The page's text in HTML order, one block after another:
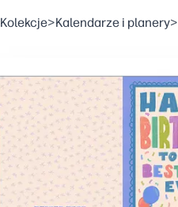
Kolekcje>Kalendarze i planery>